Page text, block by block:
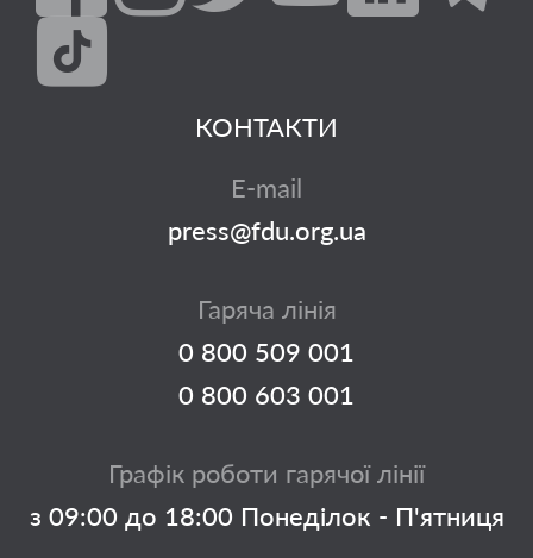
КОНТАКТИ
E-mail
press@fdu.org.ua
Гаряча лінія
0 800 509 001
0 800 603 001
Графік роботи гарячої лінії
з 09:00 до 18:00 Понеділок - П'ятниця